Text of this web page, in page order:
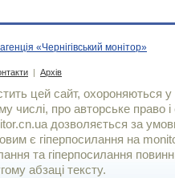
«Чернігівський монітор»
| Архів
цей сайт, охороняються у
числі, про авторське право і
дозволяється за
є гiперпосилання на
та гіперпосилання
абзаці тексту.